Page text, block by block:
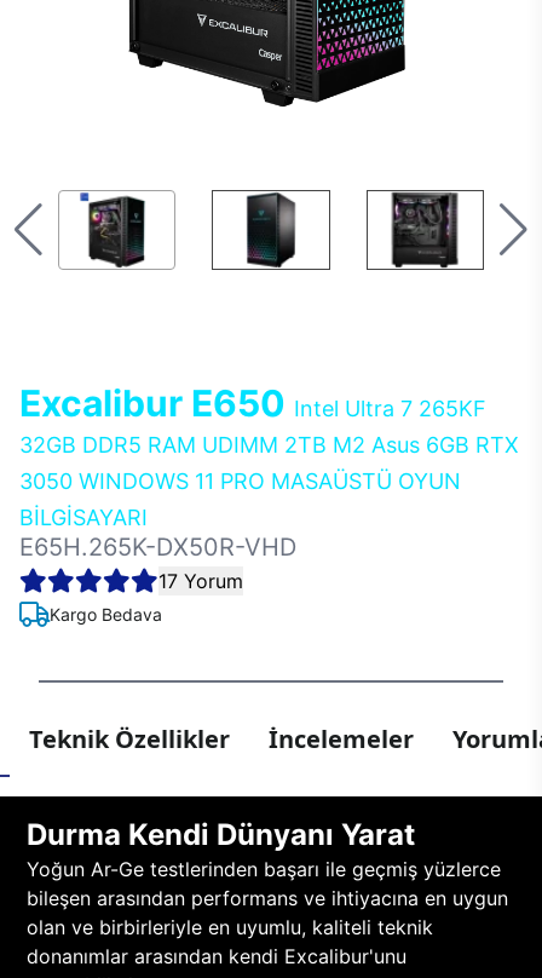
Excalibur E650 Intel Ultra 7 265KF
32GB DDR5 RAM UDIMM 2TB M2 Asus 6GB RTX
3050 WINDOWS 11 PRO MASAÜSTÜ OYUN
BİLGİSAYARI
E65H.265K-DX50R-VHD
17 Yorum
Kargo Bedava
Teknik Özellikler İncelemeler
Durma Kendi Dünyanı Yarat
Yoğun Ar-Ge testlerinden başarı ile geçmiş yüzlerce
bileşen arasından performans ve ihtiyacına en uygun
olan ve birbirleriyle en uyumlu, kaliteli teknik
donanımlar arasından kendi Excalibur'unu